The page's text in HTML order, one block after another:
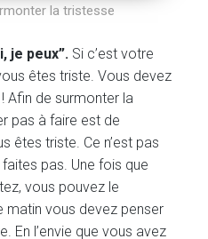
la tristesse
je peux”. Si c’est votre
êtes triste. Vous devez
Afin de surmonter la
pas à faire est de
êtes triste. Ce n’est pas
pas. Une fois que
vous pouvez le
matin vous devez penser
En l’envie que vous avez